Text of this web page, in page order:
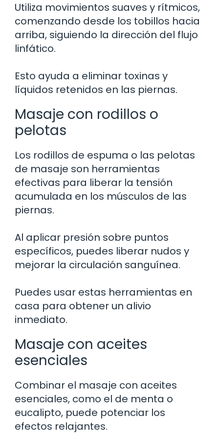
Utiliza movimientos suaves y rítmicos,
comenzando desde los tobillos hacia
arriba, siguiendo la dirección del flujo
linfático.
Esto ayuda a eliminar toxinas y
líquidos retenidos en las piernas.
Masaje con rodillos o
pelotas
Los rodillos de espuma o las pelotas
de masaje son herramientas
efectivas para liberar la tensión
acumulada en los músculos de las
piernas.
Al aplicar presión sobre puntos
específicos, puedes liberar nudos y
mejorar la circulación sanguínea.
Puedes usar estas herramientas en
casa para obtener un alivio
inmediato.
Masaje con aceites
esenciales
Combinar el masaje con aceites
esenciales, como el de menta o
eucalipto, puede potenciar los
efectos relajantes.